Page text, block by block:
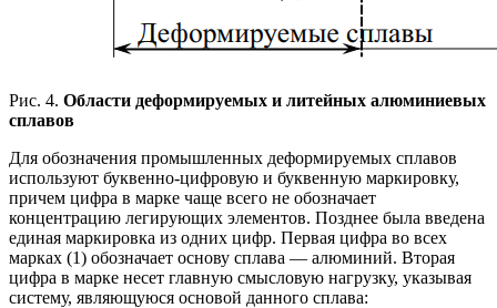
Рис. 4. Области деформируемых и литейных алюминиевых
сплавов
Для обозначения промышленных деформируемых сплавов
используют буквенно-цифровую и буквенную маркировку,
причем цифра в марке чаще всего не обозначает
концентрацию легирующих элементов. Позднее была введена
единая маркировка из одних цифр. Первая цифра во всех
марках (1) обозначает основу сплава — алюминий. Вторая
цифра в марке несет главную смысловую нагрузку, указывая
систему, являющуюся основой данного сплава: